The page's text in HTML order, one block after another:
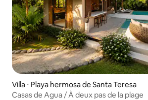
Villa ⋅ Playa hermosa de Santa Teresa
Casas de Agua / À deux pas de la plage